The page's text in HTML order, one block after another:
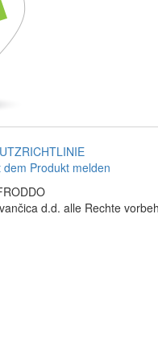
dem Produkt melden
d.d. alle Rechte